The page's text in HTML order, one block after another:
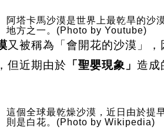
阿塔卡馬沙漠是世界上最乾旱的沙
地方之一。(Photo by Youtube)
又被稱為「會開花的沙漠」
但近期由於 「聖嬰現象」 造成
這個全球最乾燥沙漠，近日由於提
則是白花。(Photo by Wikipedia)